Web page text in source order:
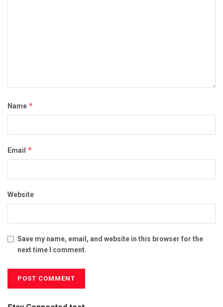
Name *
Email *
Website
Save my name, email, and website in this browser for the
next time I comment.